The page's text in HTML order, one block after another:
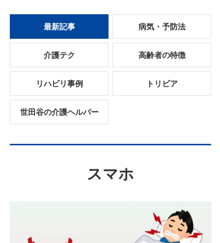
最新記事 病気・予防法
介護テク 高齢者の特徴
リハビリ事例 トリビア
世田谷の介護ヘルパー
スマホ